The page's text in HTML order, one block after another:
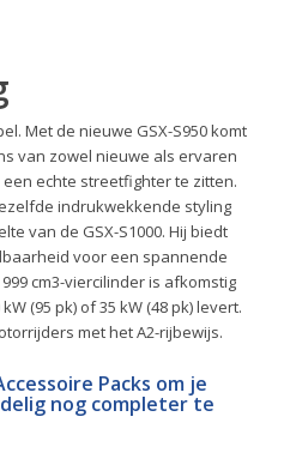
Met de nieuwe GSX-S950 komt
van zowel nieuwe als ervaren
echte streetfighter te zitten.
indrukwekkende styling
van de GSX-S1000. Hij biedt
voor een spannende
cm3-viercilinder is afkomstig
(95 pk) of 35 kW (48 pk) levert.
met het A2-rijbewijs.
Packs om je
nog completer te